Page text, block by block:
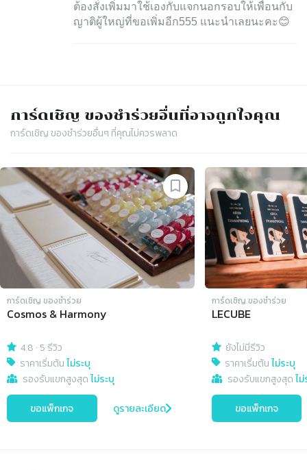
ต้องสั่งเพิ่มมาใช้เองกับแจกนอกรอบให้เพื่อนกับ
ญาติผู้ใหญ่ที่ขอเพิ่มอีก555 แนะนำเลยนะคะ😊
การ์ดเชิญ​ ของชำร่วยอื่นที่อาจถูกใจคุณ
การ์ดเชิญ​ ของชำร่วยอื่นๆ ที่คุณไม่ควรพลาด
Slide 1 of 4
การ์ดเชิญ​ ของชำร่วย
Cosmos & Harmony
4.8 · 5 รีวิว
ราคาเริ่มต้นไม่ระบุ
รองรับแขกสูงสุดไม่ระบุ
ขอแพ็กเกจ ดูรายละเอียด
การ์ดเชิญ​ ของชำร่วย
LECUBE
ยังไม่มีรีวิว
ราคาเริ่มต้นไม่ระบุ
รองรับแขกสูงสุดไ
ขอแพ็กเกจ